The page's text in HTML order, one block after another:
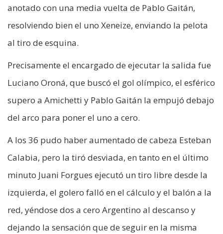
anotado con una media vuelta de Pablo Gaitán,
resolviendo bien el uno Xeneize, enviando la pelota
al tiro de esquina.
Precisamente el encargado de ejecutar la salida fue
Luciano Oroná, que buscó el gol olímpico, el esférico
supero a Amichetti y Pablo Gaitán la empujó debajo
del arco para poner el uno a cero.
A los 36 pudo haber aumentado de cabeza Esteban
Calabia, pero la tiró desviada, en tanto en el último
minuto Juani Forgues ejecutó un tiro libre desde la
izquierda, el golero falló en el cálculo y el balón a la
red, yéndose dos a cero Argentino al descanso y
dejando la sensación que de seguir en la misma